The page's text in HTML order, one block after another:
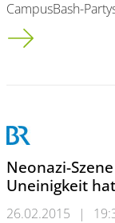
CampusBash-
Intransparenz an
Neonazi-
Uneinigkeit
26.02.2015 |